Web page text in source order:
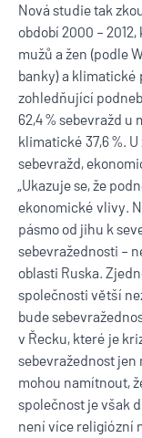
Nová studie tak
období 2000 –
mužů a žen (podle
banky) a klimatické
zohledňující
62,4 % sebevražd u
klimatické 37,6 %.
sebevražd,
„Ukazuje se, že
ekonomické vlivy.
pásmo od jihu k
sebevražednosti –
oblasti Ruska.
společnosti větší
bude
v Řecku, které je
sebevražednost
mohou namítnout,
společnost je však
není více religiózní